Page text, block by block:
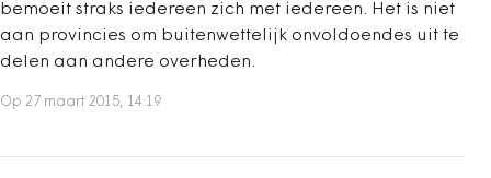
bemoeit straks iedereen zich met iedereen. Het is niet
aan provincies om buitenwettelijk onvoldoendes uit te
delen aan andere overheden.
Op 27 maart 2015, 14:19